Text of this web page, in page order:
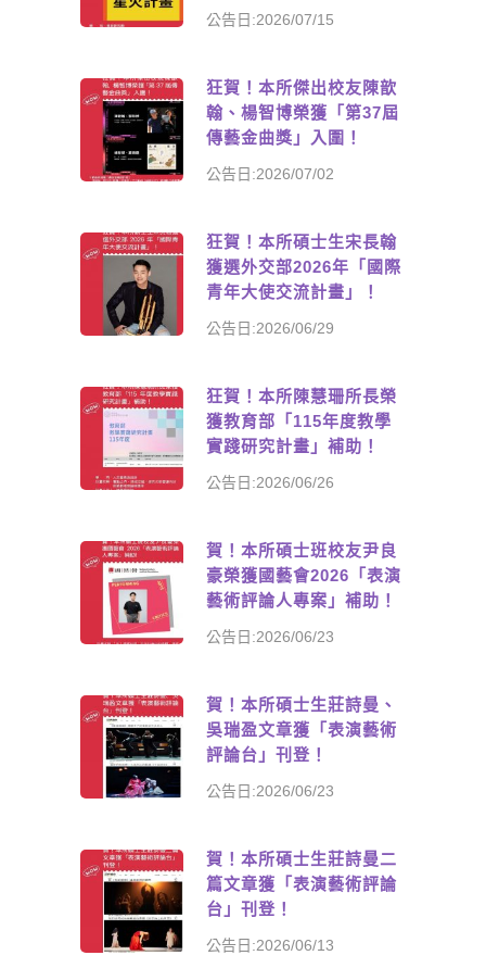
公告日:2026/07/15
狂賀！本所傑出校友陳歆
翰、楊智博榮獲「第37屆
傳藝金曲獎」入圍！
公告日:2026/07/02
狂賀！本所碩士生宋長翰
獲選外交部2026年「國際
青年大使交流計畫」！
公告日:2026/06/29
狂賀！本所陳慧珊所長榮
獲教育部「115年度教學
實踐研究計畫」補助！
公告日:2026/06/26
賀！本所碩士班校友尹良
豪榮獲國藝會2026「表演
藝術評論人專案」補助！
公告日:2026/06/23
賀！本所碩士生莊詩曼、
吳瑞盈文章獲「表演藝術
評論台」刊登！
公告日:2026/06/23
賀！本所碩士生莊詩曼二
篇文章獲「表演藝術評論
台」刊登！
公告日:2026/06/13